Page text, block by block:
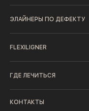
ЭЛАЙНЕРЫ ПО ДЕФЕКТУ
FLEXILIGNER
ГДЕ ЛЕЧИТЬСЯ
КОНТАКТЫ